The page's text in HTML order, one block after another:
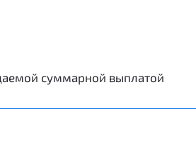
суммарной выплатой